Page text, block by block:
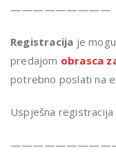
—————————
Registracija je
predajom obrasca
potrebno poslati na
Uspješna